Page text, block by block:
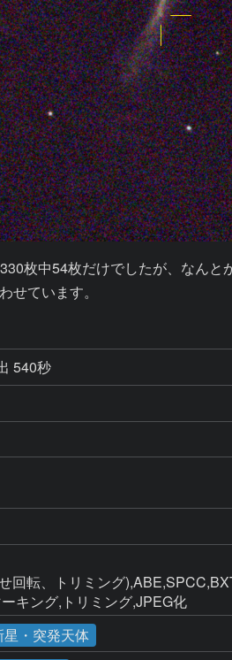
枚中54枚だけでしたが、なんと
ています。
540秒
回転、トリミング
キング,トリミング,JPEG化
・突発天体